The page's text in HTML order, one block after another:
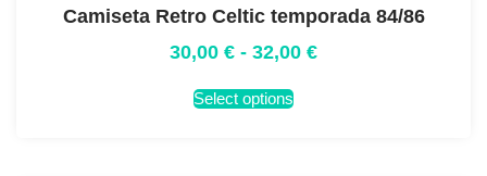
Camiseta Retro Celtic temporada 84/86
30,00 € - 32,00 €
Select options